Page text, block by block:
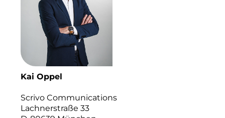
LNGVTY
Malerei & Auftragsmalerei Nikolaus Kriese
Munich Art District (MAD)
MünchenBau
Munich Airport Business Park
Kai Oppel
Scrivo Communications
Lachnerstraße 33